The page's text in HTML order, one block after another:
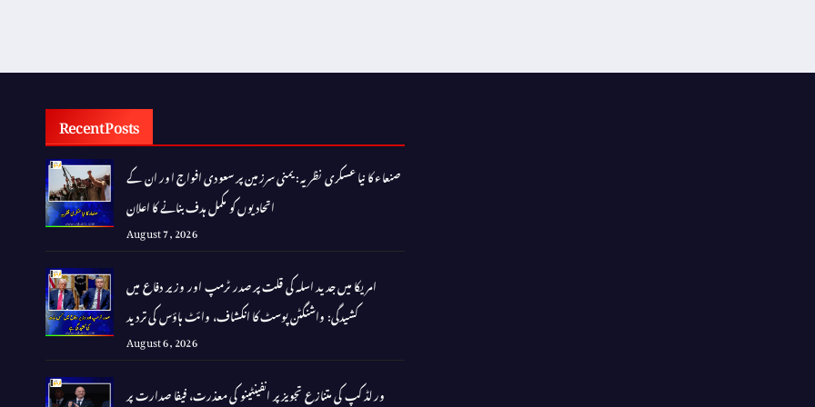
Recent Posts
صنعاء کا نیا عسکری نظریہ: یمنی سرزمین پر سعودی افواج اور ان کے
اتحادیوں کو مکمل ہدف بنانے کا اعلان
August 7, 2026
امریکا میں جدید اسلہ کی قلت پر صدر ٹرمپ اور وزیر دفاع میں
کشیدگی: واشنگٹن پوسٹ کا انکشاف، وائٹ ہاؤس کی تردید
August 6, 2026
ورلڈ کپ کی متنازع تجویز پر انفینٹینو کی معذرت، فیفا صدارت پر